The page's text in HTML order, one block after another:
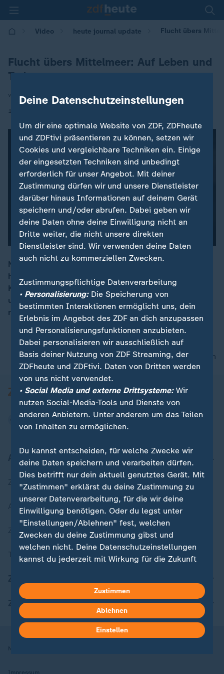
Video heute journal update Flucht übers
Flucht übers Mittelmeer: Auf Leben und
Tod
von Andreas Postel
10.11.2021 | 00:00
00:15
Nicht nur an Polens Ostgrenze, auch im Süden Italiens
hält der Einwanderungsdruck auf die EU an. Trotz
Kälte und Stürmen wagen sich weiterhin Flüchtlinge in
untauglichen Booten von Afrika aus aufs Meer und
riskieren ihr Leben.
nach oben
Aktuell bei ZDFheute
Zuletzt veröffentlicht
Aktuelle Sendungs-Videos
ZDFheute Stories
Themen im Überblick
ZDFheute Apps
Nutzungsbedingungen
Impressum
Deine Datenschutzeinstellungen
Um dir eine optimale Website von ZDF, ZDFheute
und ZDFtivi präsentieren zu können, setzen wir
Cookies und vergleichbare Techniken ein. Einige
der eingesetzten Techniken sind unbedingt
erforderlich für unser Angebot. Mit deiner
Zustimmung dürfen wir und unsere Dienstleister
darüber hinaus Informationen auf deinem Gerät
speichern und/oder abrufen. Dabei geben wir
deine Daten ohne deine Einwilligung nicht an
Dritte weiter, die nicht unsere direkten
Dienstleister sind. Wir verwenden deine Daten
auch nicht zu kommerziellen Zwecken.
Zustimmungspflichtige Datenverarbeitung
• Personalisierung:Die Speicherung von
bestimmten Interaktionen ermöglicht uns, dein
Erlebnis im Angebot des ZDF an dich anzupassen
und Personalisierungsfunktionen anzubieten.
Dabei personalisieren wir ausschließlich auf
Basis deiner Nutzung von ZDF Streaming, der
ZDFheute und ZDFtivi. Daten von Dritten werden
von uns nicht verwendet.
• Social Media und externe Drittsysteme:Wir
nutzen Social-Media-Tools und Dienste von
anderen Anbietern. Unter anderem um das Teilen
von Inhalten zu ermöglichen.
Du kannst entscheiden, für welche Zwecke wir
deine Daten speichern und verarbeiten dürfen.
Dies betrifft nur dein aktuell genutztes Gerät. Mit
"Zustimmen" erklärst du deine Zustimmung zu
unserer Datenverarbeitung, für die wir deine
Einwilligung benötigen. Oder du legst unter
"Einstellungen/Ablehnen" fest, welchen
Zwecken du deine Zustimmung gibst und
welchen nicht. Deine Datenschutzeinstellungen
kannst du jederzeit mit Wirkung für die Zukunft
Hier findest du das Impressum.
Weitere Informationen findest du in unserer
Datenschutzerklärung.
Zustimmen
Ablehnen
Einstellen